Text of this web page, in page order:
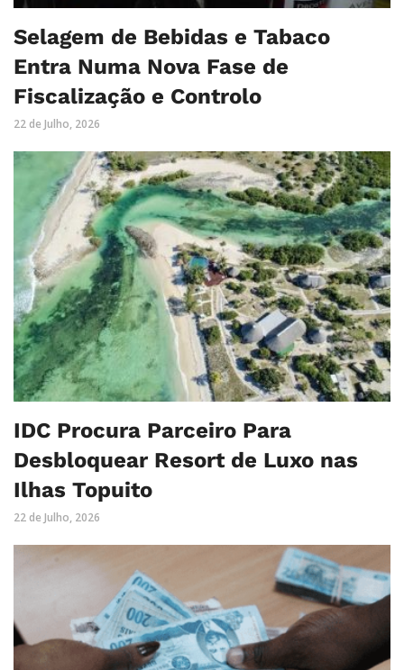
Selagem de Bebidas e Tabaco
Entra Numa Nova Fase de
Fiscalização e Controlo
22 de Julho, 2026
IDC Procura Parceiro Para
Desbloquear Resort de Luxo nas
Ilhas Topuito
22 de Julho, 2026